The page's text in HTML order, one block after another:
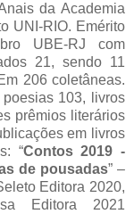
da Academia
UNI-RIO. Emérito
UBE-RJ com
21, sendo 11
206 coletâneas.
103, livros
prêmios literários
em livros
“Contos 2019 -
de pousadas” –
Editora 2020,
Editora 2021